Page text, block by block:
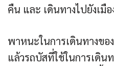
คืน และ เดินทางไปยังเมื
พาหนะในการเดินทางขอ
แล้วรถบัสที่ใช้ในการเดิน